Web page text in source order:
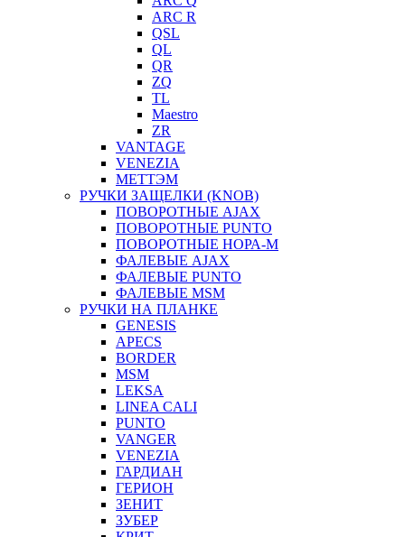
ARC R
QSL
QL
QR
ZQ
TL
Maestro
ZR
VANTAGE
VENEZIA
МЕТТЭМ
РУЧКИ ЗАЩЕЛКИ (KNOB)
ПОВОРОТНЫЕ AJAX
ПОВОРОТНЫЕ PUNTO
ПОВОРОТНЫЕ НОРА-М
ФАЛЕВЫЕ AJAX
ФАЛЕВЫЕ PUNTO
ФАЛЕВЫЕ MSM
РУЧКИ НА ПЛАНКЕ
GENESIS
APECS
BORDER
MSM
LEKSA
LINEA CALI
PUNTO
VANGER
VENEZIA
ГАРДИАН
ГЕРИОН
ЗЕНИТ
ЗУБЕР